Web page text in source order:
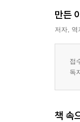
만든
저자, 역
접
독
책 속